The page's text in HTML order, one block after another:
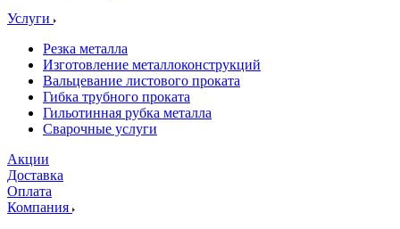
Услуги
Резка металла
Изготовление металлоконструкций
Вальцевание листового проката
Гибка трубного проката
Гильотинная рубка металла
Сварочные услуги
Акции
Доставка
Оплата
Компания